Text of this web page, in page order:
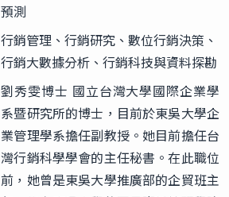
預測
行銷管理、行銷研究、數位行銷決策、
行銷大數據分析、行銷科技與資料探勘
劉秀雯博士 國立台灣大學國際企業學
系暨研究所的博士，目前於東吳大學企
業管理學系擔任副教授。她目前擔任台
灣行銷科學學會的主任秘書。在此職位
前，她曾是東吳大學推廣部的企貿班主